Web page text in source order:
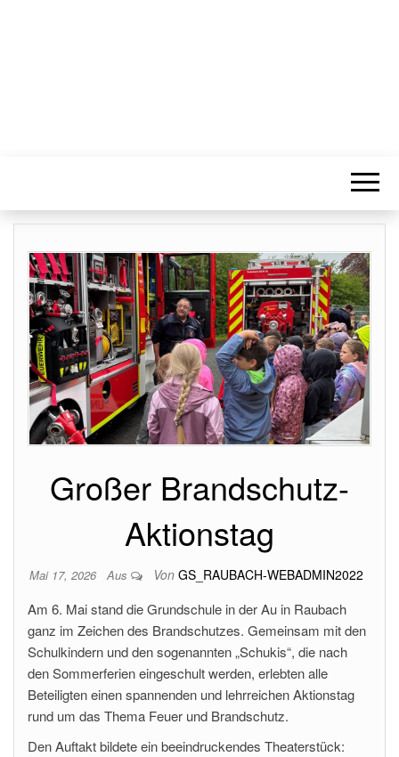
Großer Brandschutz-
Aktionstag
Mai 17, 2026 Aus Von GS_RAUBACH-WEBADMIN2022
Am 6. Mai stand die Grundschule in der Au in Raubach
ganz im Zeichen des Brandschutzes. Gemeinsam mit den
Schulkindern und den sogenannten „Schukis“, die nach
den Sommerferien eingeschult werden, erlebten alle
Beteiligten einen spannenden und lehrreichen Aktionstag
rund um das Thema Feuer und Brandschutz.
Den Auftakt bildete ein beeindruckendes Theaterstück: